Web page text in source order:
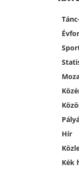
Hír
Kék